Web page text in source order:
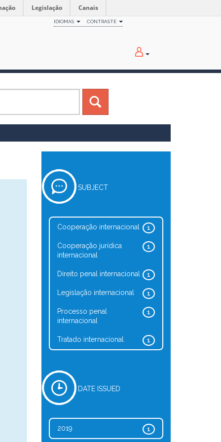
Legislação Canais
IDIOMAS CONTRASTE
SUBJECT
1
Cooperação internacional
1
Cooperação jurídica
internacional
1
Direito penal internacional
1
Legislação internacional
1
Processo penal
internacional
1
Tratado internacional
DATE ISSUED
1
2019